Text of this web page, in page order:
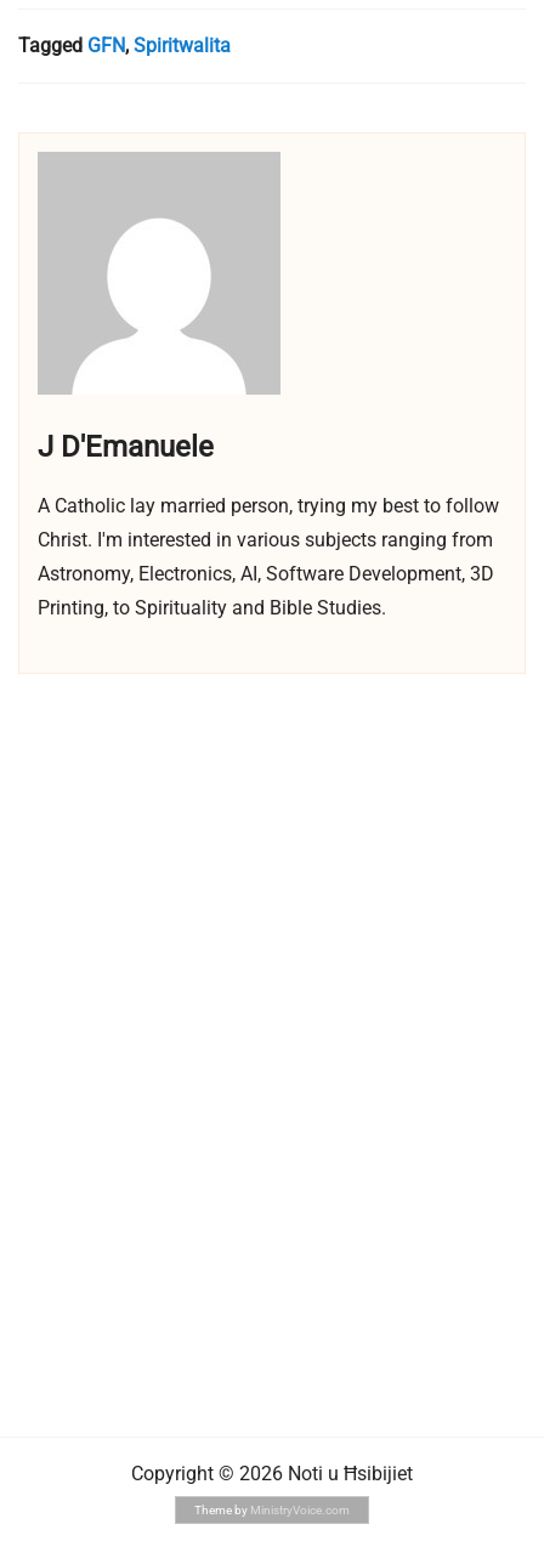
Tagged GFN, Spiritwalita
J D'Emanuele
A Catholic lay married person, trying my best to follow
Christ. I'm interested in various subjects ranging from
Astronomy, Electronics, AI, Software Development, 3D
Printing, to Spirituality and Bible Studies.
Copyright © 2026 Noti u Ħsibijiet
Theme by MinistryVoice.com